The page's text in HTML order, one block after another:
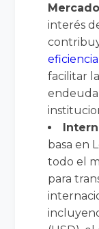
Mercado
interés
facilitar
basa en
todo el
para